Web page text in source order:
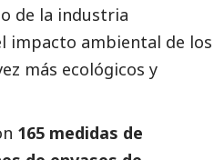
de la industria
impacto ambiental de los
más ecológicos y
165 medidas de